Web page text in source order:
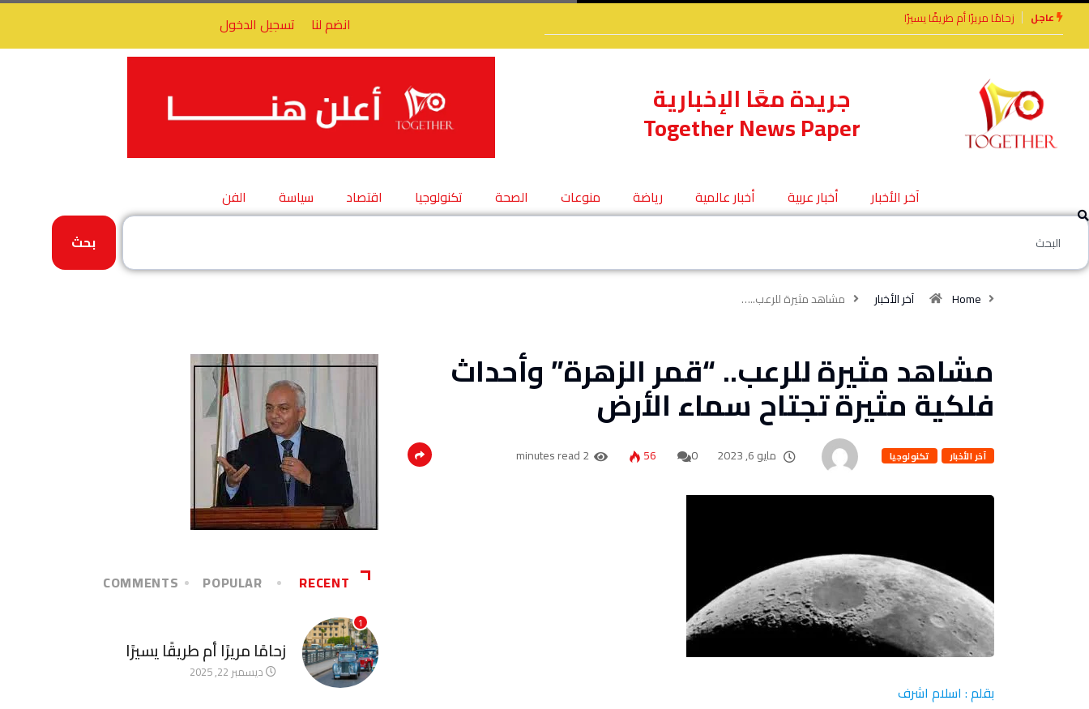
عاجل
أم طريقًا يسيرًاالأخوة الأعداء وحتمًا لابد
من لقاء
انضم لنا تسجيل الدخول
جريدة معًا الإخبارية
Together News Paper
آخر الأخبار أخبار عربية أخبار عالمية رياضة منوعات الصحة تكنولوجيا اقتصاد سياسة
الفن
بحث
Home آخر الأخبار مشاهد مثيرة للرعب..…
مشاهد مثيرة للرعب.. “قمر الزهرة” وأحداث
فلكية مثيرة تجتاح سماء الأرض
آخر الأخبار تكنولوجيا مايو 6, 2023 0
56
2 minutes read
بقلم : اسلام اشرف
RECENT
POPULAR
COMMENTS
1
زحامًا مريرًا أم طريقًا يسيرًا
ديسمبر 22, 2025